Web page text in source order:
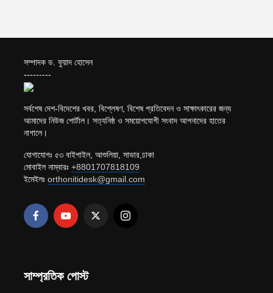
সম্পাদক ড. ফুয়াদ হোসেন
---------
সর্বশেষ দেশ-বিদেশের খবর, বিশ্লেষণ, বিশেষ প্রতিবেদন ও সাক্ষাৎকারের জন্য
আমাদের নিউজ পোর্টাল। সত্যনিষ্ঠ ও সময়োপযোগী সংবাদ আপনাদের হাতের
নাগালে।
যোগাযোগঃ ৫৩ বাইপাইল, আশুলিয়া, সাভার,ঢাকা
মোবাইল নাম্বারঃ +8801707818109
ইমেইলঃ orthonitidesk@gmail.com
সাম্প্রতিক পোস্ট